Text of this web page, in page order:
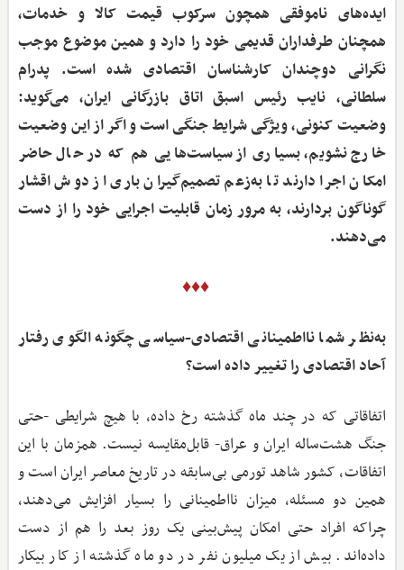
ایده‌های ناموفقی همچون سرکوب قیمت کالا و خدمات،
همچنان طرفداران قدیمی خود را دارد و همین موضوع موجب
نگرانی دوچندان کارشناسان اقتصادی شده است. پدرام
سلطانی، نایب رئیس اسبق اتاق بازرگانی ایران، می‌گوید:
وضعیت کنونی، ویژگی شرایط جنگی است و اگر از این وضعیت
خارج نشویم، بسیاری از سیاست‌هایی هم که در حال حاضر
امکان اجرا دارند تا به‌زعم تصمیم‌گیران باری از دوش اقشار
گوناگون بردارند، به مرور زمان قابلیت اجرایی خود را از دست
می‌دهند.
♦♦♦
به‌نظر شما نااطمینانی اقتصادی-سیاسی چگونه الگوی رفتار
آحاد اقتصادی را تغییر داده است؟
اتفاقاتی که در چند ماه گذشته رخ داده، با هیچ شرایطی -حتی
جنگ هشت‌ساله ایران و عراق- قابل‌مقایسه نیست. همزمان با این
اتفاقات، کشور شاهد تورمی بی‌سابقه در تاریخ معاصر ایران است و
همین دو مسئله، میزان نااطمینانی را بسیار افزایش می‌دهند،
چراکه افراد حتی امکان پیش‌بینی یک روز بعد را هم از دست
داده‌اند. بیش از یک میلیون نفر در دو ماه گذشته از کار بیکار